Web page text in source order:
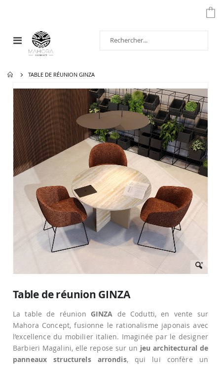
Affichage
navigation
TABLE DE RÉUNION GINZA
à
la
fin
de
la
galerie
d’images
début
la
Galerie
Table de réunion GINZA
La table de réunion GINZA de Codutti, en vente sur
Mahora Concept, fusionne le rationalisme japonais avec
l’excellence du mobilier italien. Imaginée par le designer
Barbieri Magalini, elle repose sur un jeu architectural de
panneaux structurels arrondis, qui lui confère un